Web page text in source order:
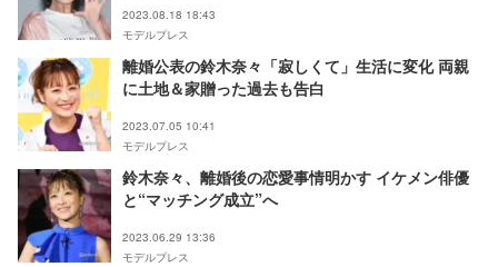
2023.08.18 18:43
モデルプレス
離婚公表の鈴木奈々「寂しくて」生活に変化 両親
に土地＆家贈った過去も告白
2023.07.05 10:41
モデルプレス
鈴木奈々、離婚後の恋愛事情明かす イケメン俳優
と“マッチング成立”へ
2023.06.29 13:36
モデルプレス